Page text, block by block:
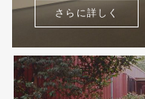
さらに詳しく